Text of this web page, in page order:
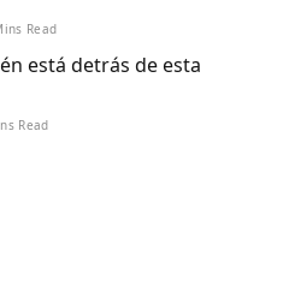
Read
está detrás de esta
Read